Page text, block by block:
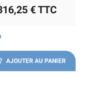
€TTC
AJOUTER AU PANIER